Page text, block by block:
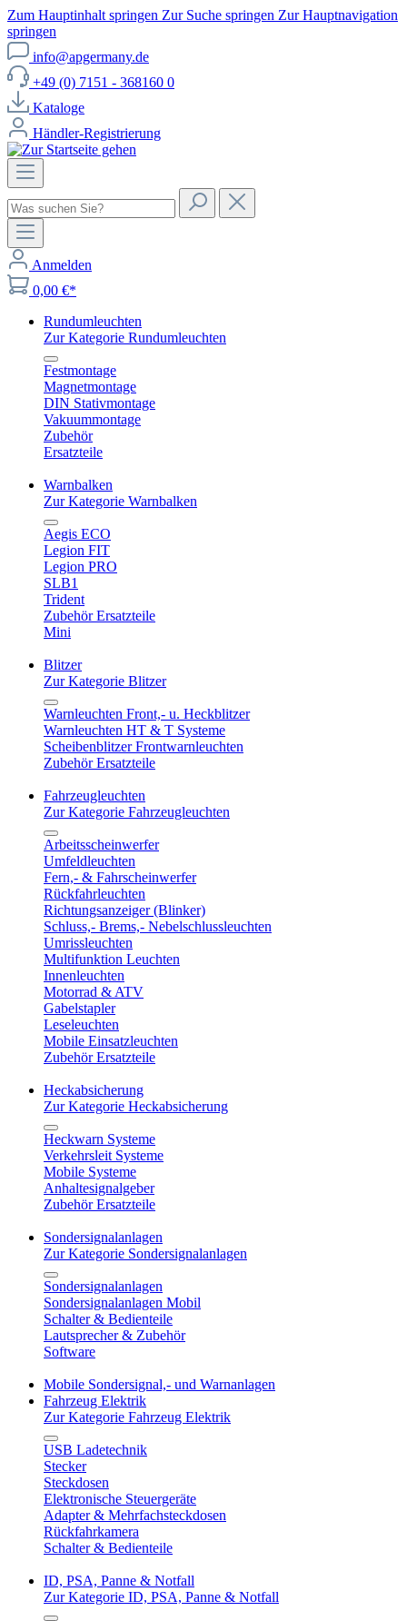
Zum Hauptinhalt springen Zur Suche springen Zur Hauptnavigation
springen
info@apgermany.de
+49 (0) 7151 - 368160 0
Kataloge
Händler-Registrierung
Anmelden
0,00 €*
Rundumleuchten
Zur Kategorie Rundumleuchten
Festmontage
Magnetmontage
DIN Stativmontage
Vakuummontage
Zubehör
Ersatzteile
Warnbalken
Zur Kategorie Warnbalken
Aegis ECO
Legion FIT
Legion PRO
SLB1
Trident
Zubehör Ersatzteile
Mini
Blitzer
Zur Kategorie Blitzer
Warnleuchten Front,- u. Heckblitzer
Warnleuchten HT & T Systeme
Scheibenblitzer Frontwarnleuchten
Zubehör Ersatzteile
Fahrzeugleuchten
Zur Kategorie Fahrzeugleuchten
Arbeitsscheinwerfer
Umfeldleuchten
Fern,- & Fahrscheinwerfer
Rückfahrleuchten
Richtungsanzeiger (Blinker)
Schluss,- Brems,- Nebelschlussleuchten
Umrissleuchten
Multifunktion Leuchten
Innenleuchten
Motorrad & ATV
Gabelstapler
Leseleuchten
Mobile Einsatzleuchten
Zubehör Ersatzteile
Heckabsicherung
Zur Kategorie Heckabsicherung
Heckwarn Systeme
Verkehrsleit Systeme
Mobile Systeme
Anhaltesignalgeber
Zubehör Ersatzteile
Sondersignalanlagen
Zur Kategorie Sondersignalanlagen
Sondersignalanlagen
Sondersignalanlagen Mobil
Schalter & Bedienteile
Lautsprecher & Zubehör
Software
Mobile Sondersignal,- und Warnanlagen
Fahrzeug Elektrik
Zur Kategorie Fahrzeug Elektrik
USB Ladetechnik
Stecker
Steckdosen
Elektronische Steuergeräte
Adapter & Mehrfachsteckdosen
Rückfahrkamera
Schalter & Bedienteile
ID, PSA, Panne & Notfall
Zur Kategorie ID, PSA, Panne & Notfall